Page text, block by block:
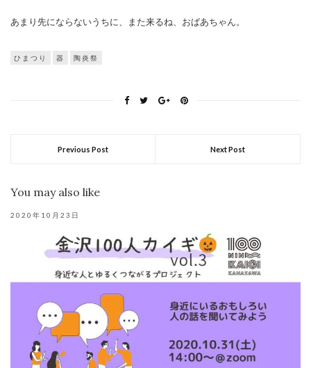
あまり先にならないうちに、また来るね、おばあちゃん。
ひまつり 器 陶炎祭
Previous Post Next Post
You may also like
2020年10月23日